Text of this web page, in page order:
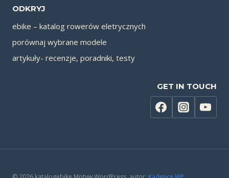
ODKRYJ
ebike – katalog rowerów eletrycznych
porównaj wybrane modele
artykuły- recenzje, poradniki, testy
GET IN TOUCH